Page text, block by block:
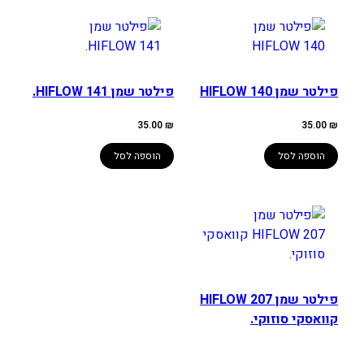
פילטר שמן HIFLOW 140
35.00₪
הוספה לסל
פילטר שמן HIFLOW 141.
35.00₪
הוספה לסל
פילטר שמן HIFLOW 207
קוואסקי סוזוקי.